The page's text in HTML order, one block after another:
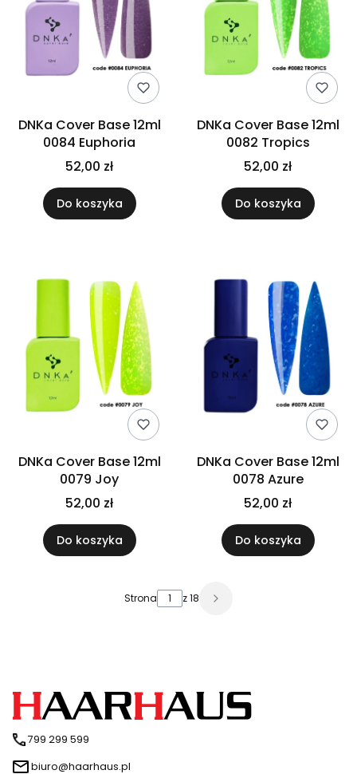
DNKa Cover Base 12ml
0084 Euphoria
52,00 zł
Do koszyka
DNKa Cover Base 12ml
0082 Tropics
52,00 zł
Do koszyka
DNKa Cover Base 12ml
0079 Joy
52,00 zł
Do koszyka
DNKa Cover Base 12ml
0078 Azure
52,00 zł
Do koszyka
Strona z 18
799 299 599
biuro@haarhaus.pl